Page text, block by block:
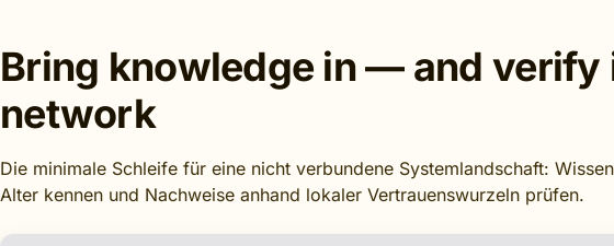
Bring knowledge in — and verify
network
Die minimale Schleife für eine nicht verbundene Systemlandschaft:
Alter kennen und Nachweise anhand lokaler Vertrauenswurzeln prüfen.